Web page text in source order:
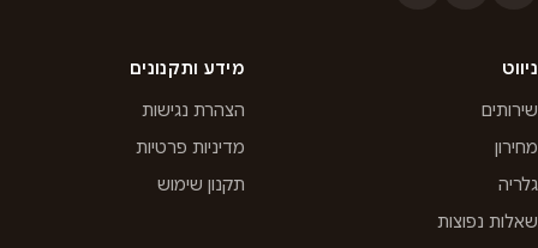
ניווט
שירותים
מחירון
גלריה
שאלות נפוצות
מידע ותקנונים
הצהרת נגישות
מדיניות פרטיות
תקנון שימוש